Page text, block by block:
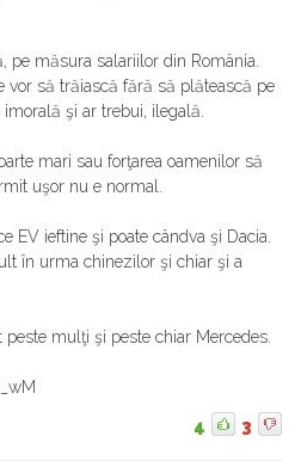
pe măsura salariilor din România.
vor să trăiască fără să plătească pe
şi ar trebui, ilegală.
mari sau forţarea oamenilor să
uşor nu e normal.
EV ieftine şi poate cândva şi Dacia.
în urma chinezilor şi chiar şi a
mulţi şi peste chiar Mercedes.
4 3